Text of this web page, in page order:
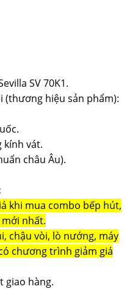
₫.
SV 70K1.
(thương hiệu sản phẩm):
kính vát.
châu Âu).
khi mua combo bếp hút,
nhất.
chậu vòi, lò nướng, máy
chương trình giảm giá
giao hàng.